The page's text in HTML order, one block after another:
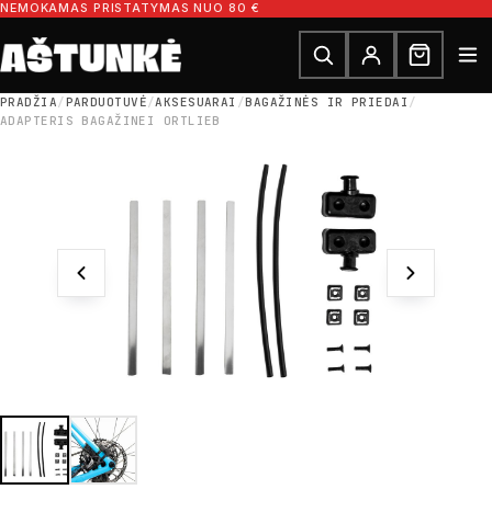
Pereiti prie turinio
NEMOKAMAS PRISTATYMAS NUO 80 €
Ieškoti dalių
Ieškoti
PRADŽIA/PARDUOTUVĖ/AKSESUARAI /BAGAŽINĖS IR PRIEDAI /
ADAPTERIS BAGAŽINEI ORTLIEB